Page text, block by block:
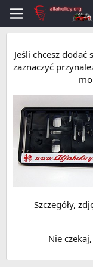
Jeśli chcesz
zaznaczyć
Szczegóły,
Nie